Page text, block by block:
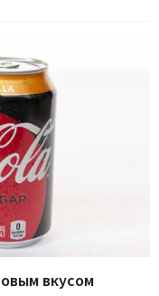
вкусом